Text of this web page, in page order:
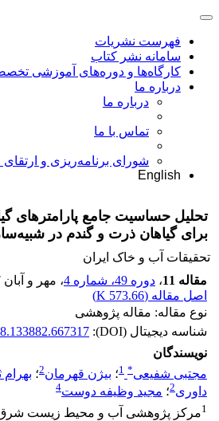
فهرست نشریات
سامانه نشر کتاب
کارگاه‌ها و دوره‌های آموزشی
درباره ما
درباره ما
تماس با ما
شورای برنامه‌ریزی و
English
برای گیاهان ذرت و گندم در
تحقیقات آب و خاک ایران
مقاله 11
، دوره 49، شماره 4 ، مهر و آبان 1397
اصل مقاله (573.66 K
)
نوع مقاله: مقاله پژوهشی
شناسه دیجیتال (DOI):
نویسندگان
مجتبی شفیعی*
1؛ بیژن قهرمان2؛ بهرام
داوری2؛ مجید وظیفه دوست4
1مرکز پژوهشی آب و محیط زیست